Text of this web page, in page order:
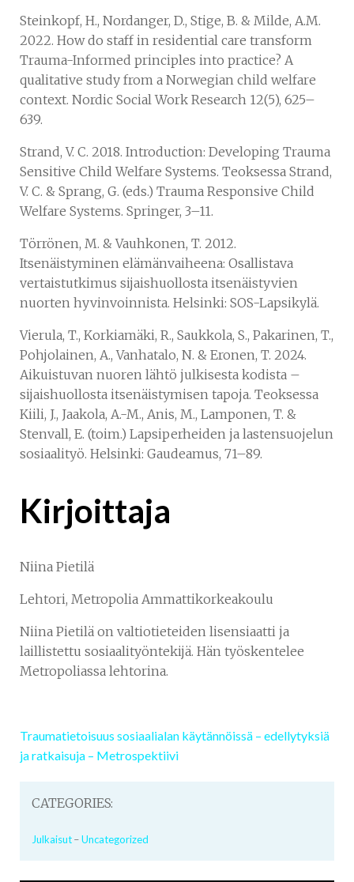
Steinkopf, H., Nordanger, D., Stige, B. & Milde, A.M.
2022. How do staff in residential care transform
Trauma-Informed principles into practice? A
qualitative study from a Norwegian child welfare
context. Nordic Social Work Research 12(5), 625–
639.
Strand, V. C. 2018. Introduction: Developing Trauma
Sensitive Child Welfare Systems. Teoksessa Strand,
V. C. & Sprang, G. (eds.) Trauma Responsive Child
Welfare Systems. Springer, 3–11.
Törrönen, M. & Vauhkonen, T. 2012.
Itsenäistyminen elämänvaiheena: Osallistava
vertaistutkimus sijaishuollosta itsenäistyvien
nuorten hyvinvoinnista. Helsinki: SOS-Lapsikylä.
Vierula, T., Korkiamäki, R., Saukkola, S., Pakarinen, T.,
Pohjolainen, A., Vanhatalo, N. & Eronen, T. 2024.
Aikuistuvan nuoren lähtö julkisesta kodista –
sijaishuollosta itsenäistymisen tapoja. Teoksessa
Kiili, J., Jaakola, A.-M., Anis, M., Lamponen, T. &
Stenvall, E. (toim.) Lapsiperheiden ja lastensuojelun
sosiaalityö. Helsinki: Gaudeamus, 71–89.
Kirjoittaja
Niina Pietilä
Lehtori, Metropolia Ammattikorkeakoulu
Niina Pietilä on valtiotieteiden lisensiaatti ja
laillistettu sosiaalityöntekijä. Hän työskentelee
Metropoliassa lehtorina.
Traumatietoisuus sosiaalialan käytännöissä – edellytyksiä
ja ratkaisuja – Metrospektiivi
CATEGORIES:
Julkaisut-Uncategorized